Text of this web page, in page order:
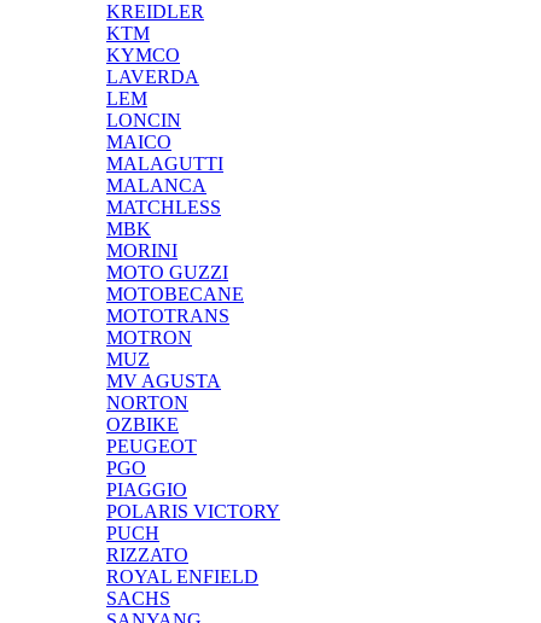
KREIDLER
KTM
KYMCO
LAVERDA
LEM
LONCIN
MAICO
MALAGUTTI
MALANCA
MATCHLESS
MBK
MORINI
MOTO GUZZI
MOTOBECANE
MOTOTRANS
MOTRON
MUZ
MV AGUSTA
NORTON
OZBIKE
PEUGEOT
PGO
PIAGGIO
POLARIS VICTORY
PUCH
RIZZATO
ROYAL ENFIELD
SACHS